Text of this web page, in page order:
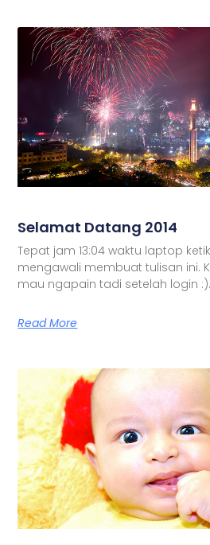
Selamat Datang 2014
Tepat jam 13:04 waktu laptop
mengawali membuat tulisan ini.
mau ngapain tadi setelah login :).
Read More